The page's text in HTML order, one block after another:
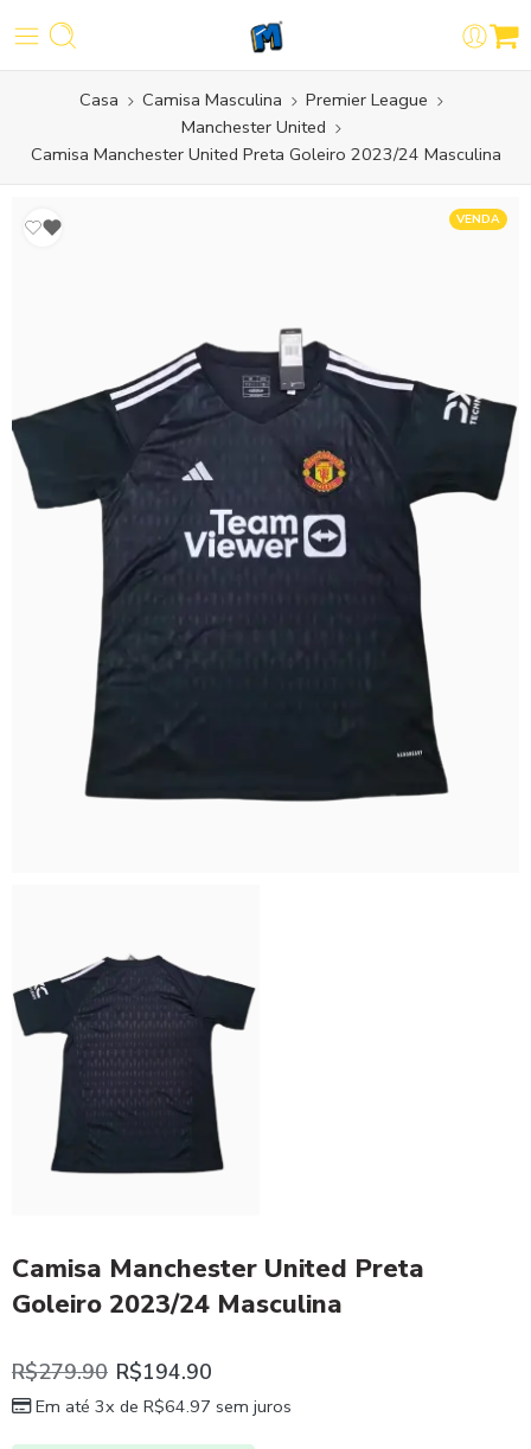
Casa Camisa Masculina
Premier League
Manchester United
Camisa Manchester United Preta Goleiro 2023/24 Masculina
VENDA
Camisa Manchester United Preta
Goleiro 2023/24 Masculina
R$279.90 R$194.90
Em até 3x de R$64.97 sem juros